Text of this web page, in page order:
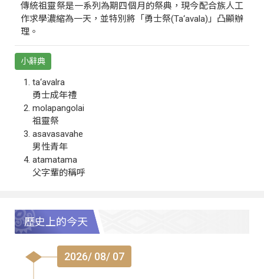
傳統祖靈祭是一系列為期四個月的祭典，現今配合族人工
作求學濃縮為一天，並特別將「勇士祭(Ta‘avala)」凸顯辦
理。
小辭典
ta‘avalra
勇士成年禮
molapangolai
祖靈祭
asavasavahe
男性青年
atamatama
父字輩的稱呼
歷史上的今天
2026/ 08/ 07